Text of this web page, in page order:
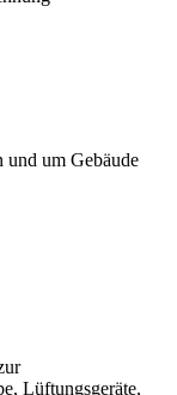
und um Gebäude
Lüftungsgeräte,